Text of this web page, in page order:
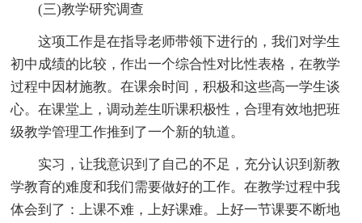
(三)教学研究调查
这项工作是在指导老师带领下进行的，我们对学生
初中成绩的比较，作出一个综合性对比性表格，在教学
过程中因材施教。在课余时间，积极和这些高一学生谈
心。在课堂上，调动差生听课积极性，合理有效地把班
级教学管理工作推到了一个新的轨道。
实习，让我意识到了自己的不足，充分认识到新教
学教育的难度和我们需要做好的工作。在教学过程中我
体会到了：上课不难，上好课难。上好一节课要不断地